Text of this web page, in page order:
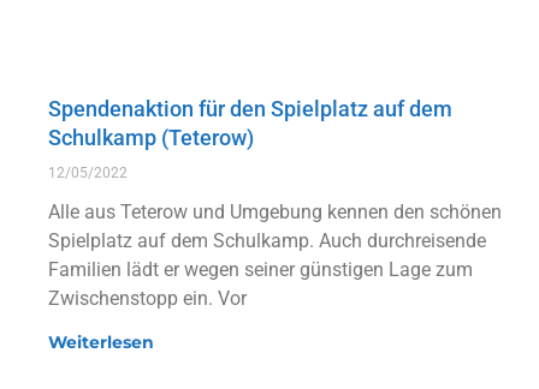
Spendenaktion für den Spielplatz auf dem
Schulkamp (Teterow)
12/05/2022
Alle aus Teterow und Umgebung kennen den schönen
Spielplatz auf dem Schulkamp. Auch durchreisende
Familien lädt er wegen seiner günstigen Lage zum
Zwischenstopp ein. Vor
Weiterlesen